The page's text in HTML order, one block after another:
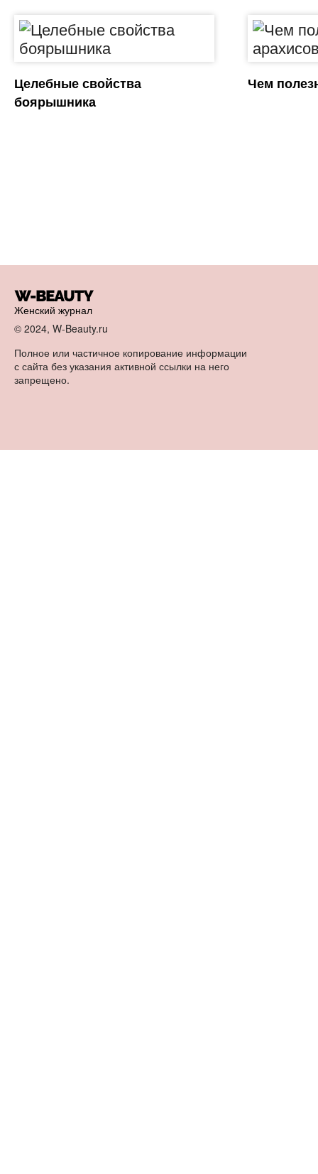
Целебные свойства
боярышника
Чем
Женский журнал
© 2024, W-Beauty.ru
Полное или частичное копирование информации
с сайта без указания активной ссылки на него
запрещено.